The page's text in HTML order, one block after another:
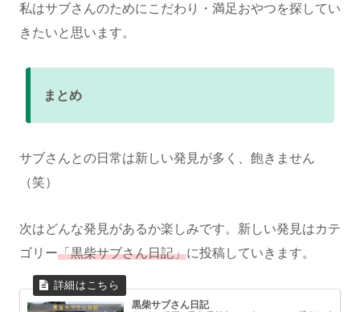
私はサブさんのためにこだわり・満足おやつを探してい
きたいと思います。
まとめ
サブさんとの日常は新しい発見が多く、飽きません
（笑）
次はどんな発見があるか楽しみです。新しい発見はカテ
ゴリー「黒柴サブさん日記」に投稿していきます。
黒柴サブさん日記